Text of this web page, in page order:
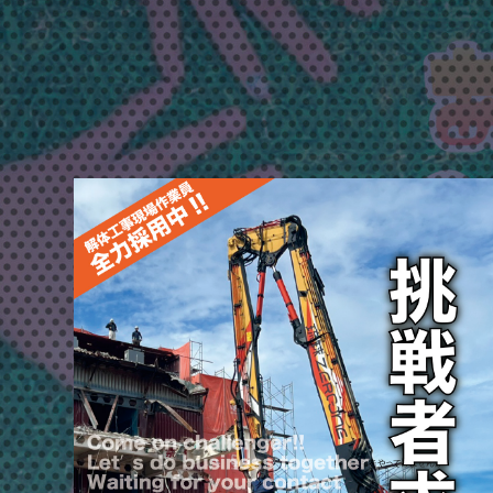
な〜
ざ
と
エ
イ
サ
ー
ま
つ
り
＆
ハ
ッ